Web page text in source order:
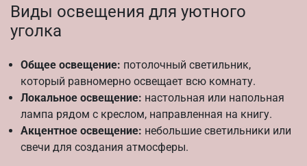
Виды освещения для уютного
уголка
Общее освещение: потолочный светильник,
который равномерно освещает всю комнату.
Локальное освещение: настольная или напольная
лампа рядом с креслом, направленная на книгу.
Акцентное освещение: небольшие светильники или
свечи для создания атмосферы.